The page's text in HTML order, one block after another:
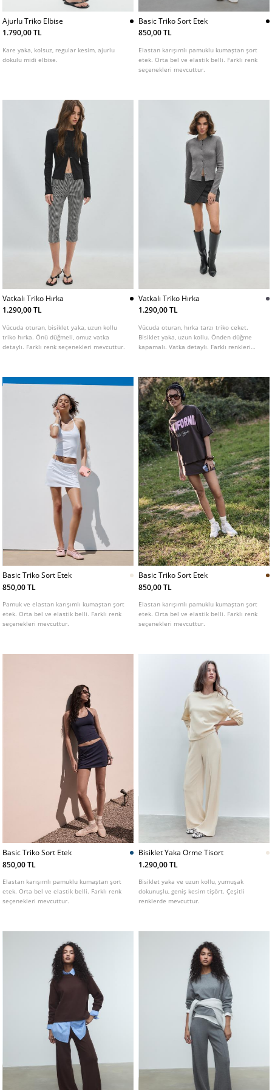
Ajurlu Triko Elbise
1.790,00 TL
Kare yaka, kolsuz, regular kesim, ajurlu
dokulu midi elbise.
Basic Triko Sort Etek
850,00 TL
Elastan karışımlı pamuklu kumaştan şort
etek. Orta bel ve elastik belli. Farklı renk
seçenekleri mevcuttur.
Vatkalı Triko Hırka
1.290,00 TL
Vücuda oturan, bisiklet yaka, uzun kollu
triko hırka. Önü düğmeli, omuz vatka
detaylı. Farklı renk seçenekleri mevcuttur.
Vatkalı Triko Hırka
1.290,00 TL
Vücuda oturan, hırka tarzı triko ceket.
Bisiklet yaka, uzun kollu. Önden düğme
kapamalı. Vatka detaylı. Farklı renkleri
Basic Triko Sort Etek
850,00 TL
Pamuk ve elastan karışımlı kumaştan şort
etek. Orta bel ve elastik belli. Farklı renk
seçenekleri mevcuttur.
Basic Triko Sort Etek
850,00 TL
Elastan karışımlı pamuklu kumaştan şort
etek. Orta bel ve elastik belli. Farklı renk
seçenekleri mevcuttur.
Basic Triko Sort Etek
850,00 TL
Elastan karışımlı pamuklu kumaştan şort
etek. Orta bel ve elastik belli. Farklı renk
seçenekleri mevcuttur.
Bisiklet Yaka Orme Tisort
1.290,00 TL
Bisiklet yaka ve uzun kollu, yumuşak
dokunuşlu, geniş kesim tişört. Çeşitli
renklerde mevcuttur.